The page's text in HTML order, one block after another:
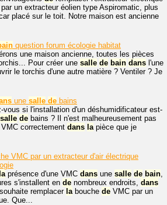
par un extracteur éolien type Aspiromatic, plus
placé sur le toit. Notre maison est ancienne
question forum écologie habitat
une maison ancienne, toutes les pièces
Pour créer une salle de bain dans l'une
le torchis d'une autre matière ? Ventiler ? Je
une salle de bains
vous si l'installation d'un déshumidificateur est-
salle de bains ? Il n'est malheureusement pas
correctement dans lapièce que je
VMC par un extracteur d'air électrique
laprésence d'une VMC dans une salle de bain,
s'installent en de nombreux endroits, dans
remplacer labouche de VMC par un
Que...